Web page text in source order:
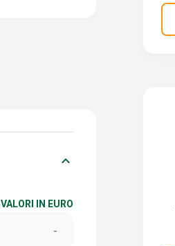
keyboard_arrow_down
VALORI IN EURO
-